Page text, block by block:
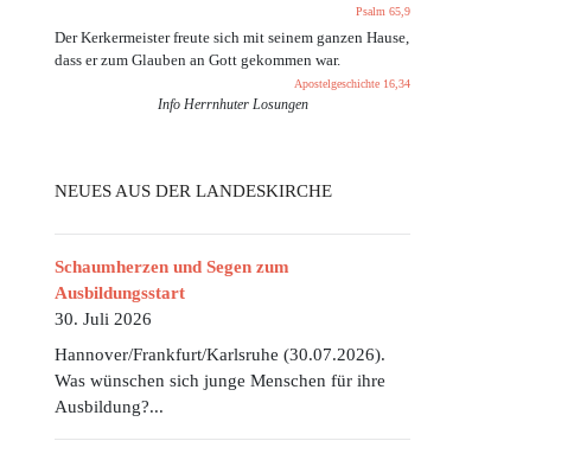
Psalm 65,9
Der Kerkermeister freute sich mit seinem ganzen Hause,
dass er zum Glauben an Gott gekommen war.
Apostelgeschichte 16,34
Info Herrnhuter Losungen
NEUES AUS DER LANDESKIRCHE
Schaumherzen und Segen zum
Ausbildungsstart
30. Juli 2026
Hannover/Frankfurt/Karlsruhe (30.07.2026).
Was wünschen sich junge Menschen für ihre
Ausbildung?...